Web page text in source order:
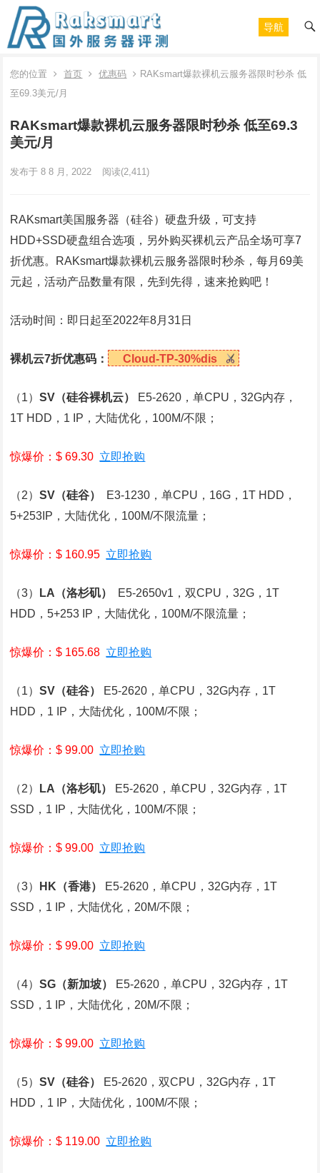
导航
您的位置 首页 优惠码
RAKsmart爆款裸机云服务器限时秒杀 低
至69.3美元/月
RAKsmart爆款裸机云服务器限时秒杀 低至69.3
美元/月
发布于 8 8 月, 2022 阅读(2,411)
RAKsmart美国服务器（硅谷）硬盘升级，可支持
HDD+SSD硬盘组合选项，另外购买裸机云产品全场可享7
折优惠。RAKsmart爆款裸机云服务器限时秒杀，每月69美
元起，活动产品数量有限，先到先得，速来抢购吧！
活动时间：即日起至2022年8月31日
裸机云7折优惠码： Cloud-TP-30%dis
（1）SV （硅谷裸机云）
E5-2620，单CPU，32G内存，
1T HDD，1 IP，大陆优化，100M/不限；
惊爆价：$ 69.30 立即抢购
（2）SV （硅谷）
E3-1230，单CPU，16G，1T HDD，
5+253IP，大陆优化，100M/不限流量；
惊爆价：$ 160.95 立即抢购
（3） LA （洛杉矶）
E5-2650v1，双CPU，32G，1T
HDD，5+253 IP，大陆优化，100M/不限流量；
惊爆价：$ 165.68 立即抢购
（1）SV （硅谷）
E5-2620，单CPU，32G内存，1T
HDD，1 IP，大陆优化，100M/不限；
惊爆价：$ 99.00 立即抢购
（2） LA （洛杉矶）
E5-2620，单CPU，32G内存，1T
SSD，1 IP，大陆优化，100M/不限；
惊爆价：$ 99.00 立即抢购
（3） HK （香港）
E5-2620，单CPU，32G内存，1T
SSD，1 IP，大陆优化，20M/不限；
惊爆价：$ 99.00 立即抢购
（4）SG （新加坡）
E5-2620，单CPU，32G内存，1T
SSD，1 IP，大陆优化，20M/不限；
惊爆价：$ 99.00 立即抢购
（5）SV （硅谷）
E5-2620，双CPU，32G内存，1T
HDD，1 IP，大陆优化，100M/不限；
惊爆价：$ 119.00 立即抢购